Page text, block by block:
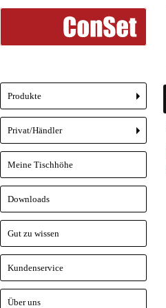
+
Produkte
+
Privat/Händler
Meine Tischhöhe
Downloads
Gut zu wissen
Kundenservice
Über uns